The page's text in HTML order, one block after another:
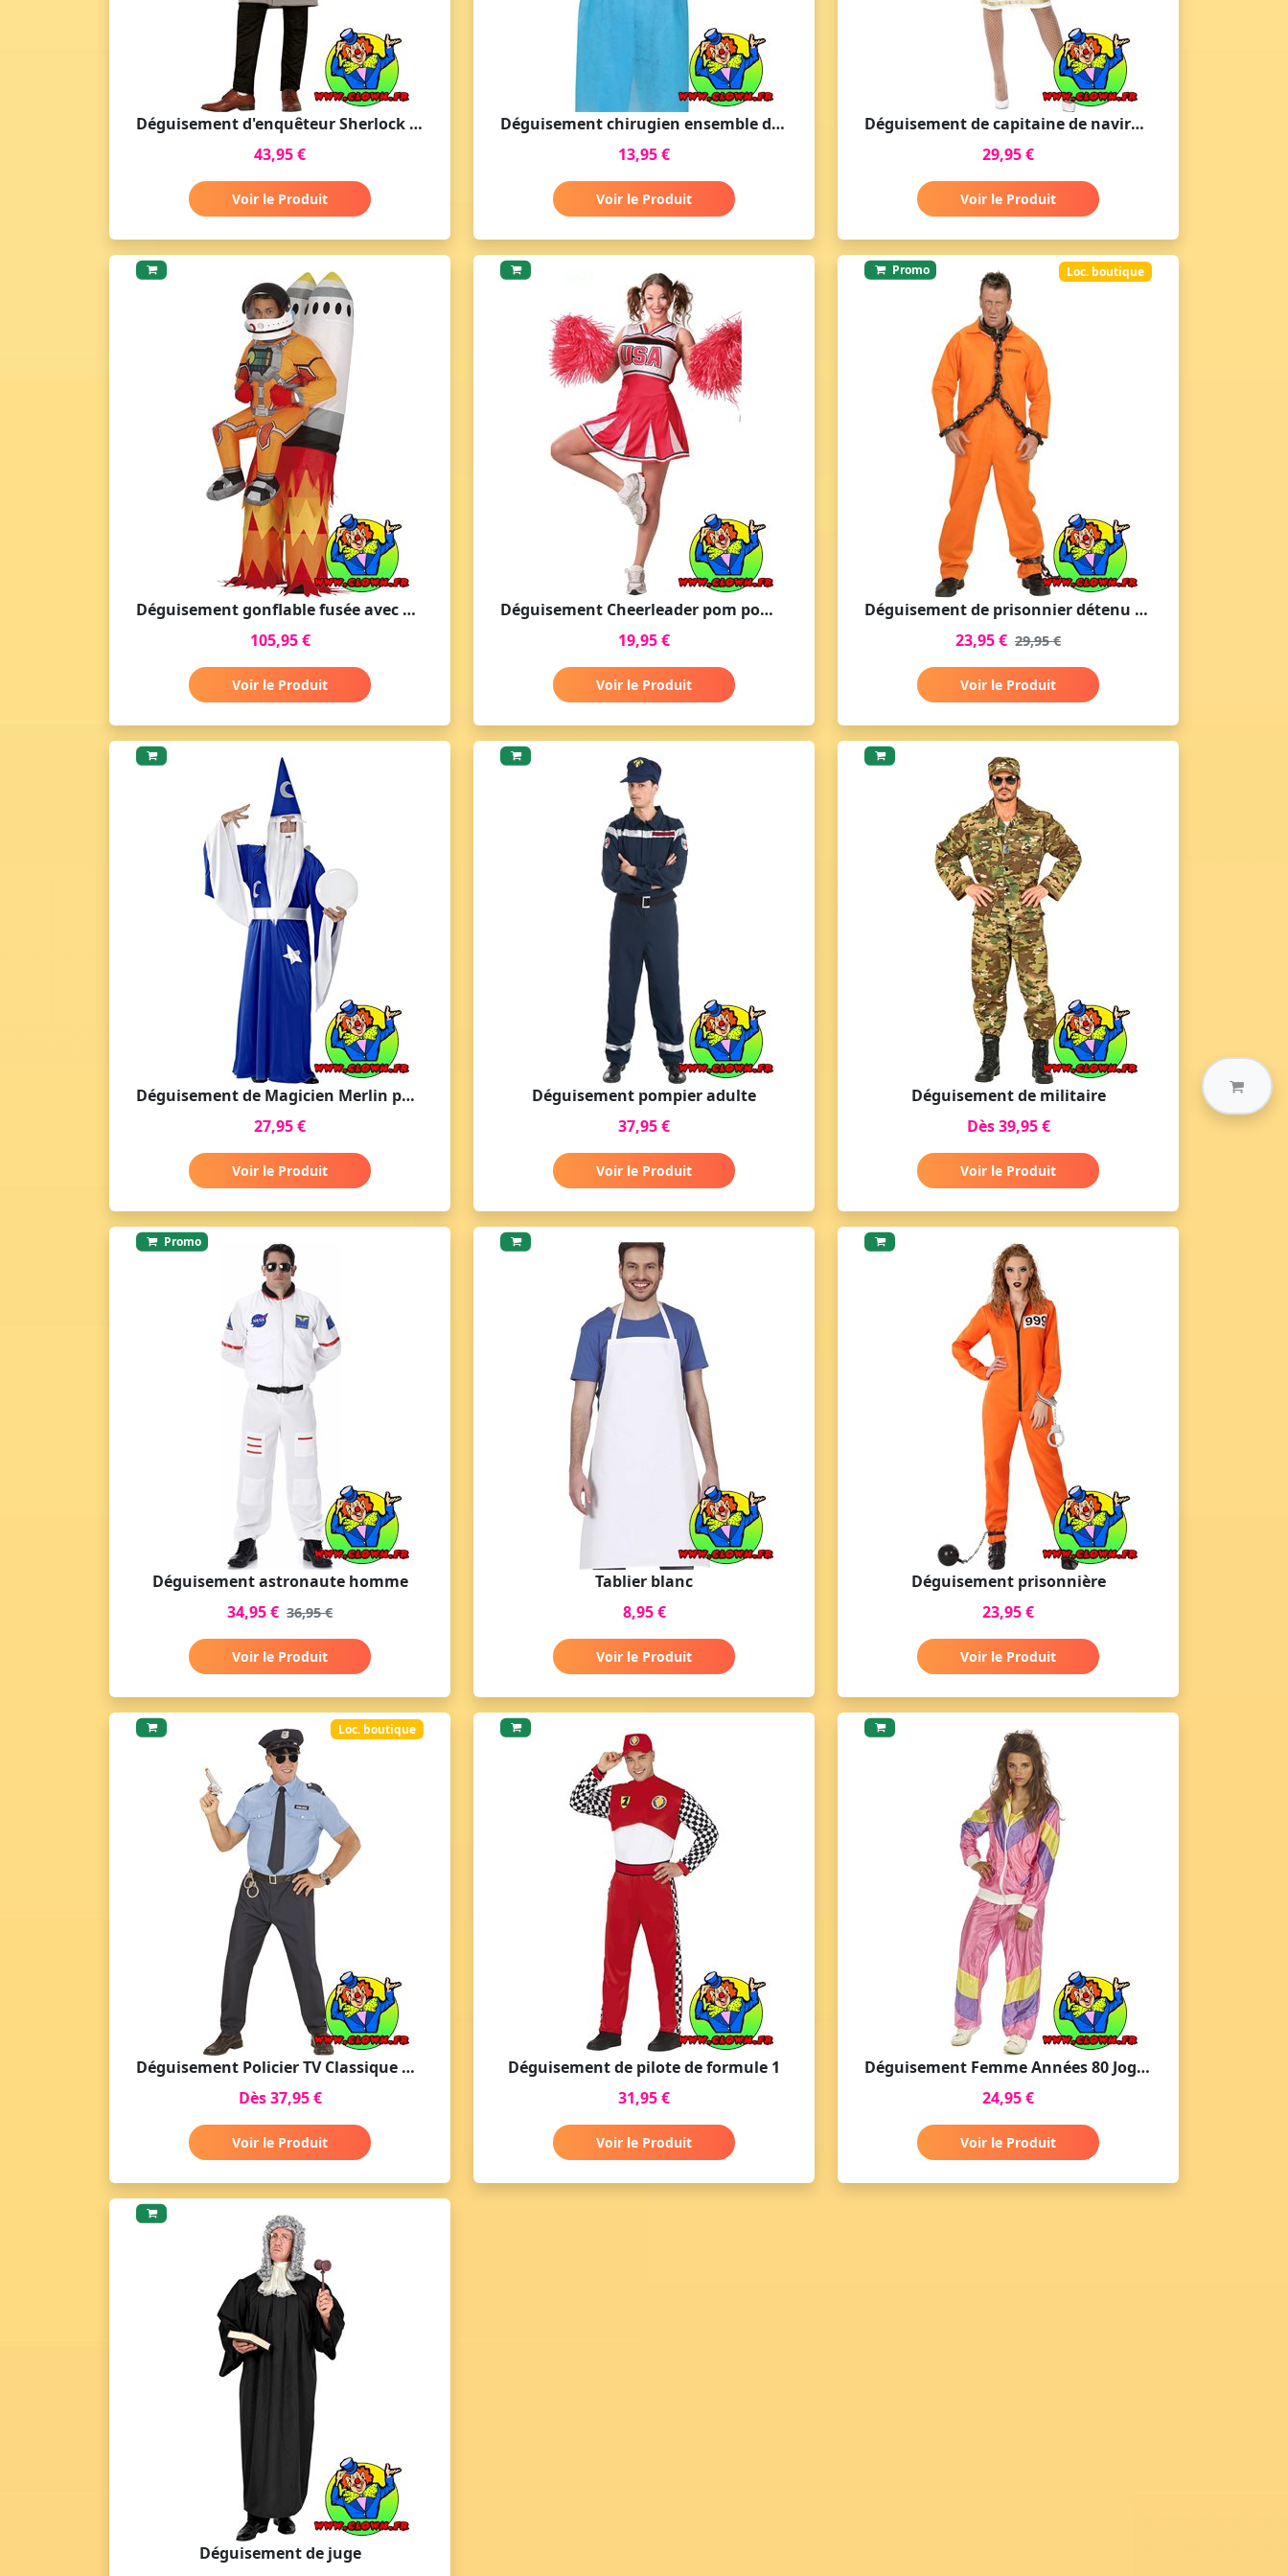
Déguisement d'enquêteur Sherlock holmes
43,95 €
Voir le Produit
Déguisement chirugien ensemble dr. virus
13,95 €
Voir le Produit
Déguisement de capitaine de navire sexy
29,95 €
Voir le Produit
Déguisement gonflable fusée avec astronaute
105,95 €
Voir le Produit
Déguisement Cheerleader pom pom girl USA
19,95 €
Voir le Produit
Promo Loc. boutique
Déguisement de prisonnier détenu orange adulte
23,95 € 29,95 €
Voir le Produit
Déguisement de Magicien Merlin pour Adulte
27,95 €
Voir le Produit
Déguisement pompier adulte
37,95 €
Voir le Produit
Déguisement de militaire
Dès 39,95 €
Voir le Produit
Promo
Déguisement astronaute homme
34,95 € 36,95 €
Voir le Produit
Tablier blanc
8,95 €
Voir le Produit
Déguisement prisonnière
23,95 €
Voir le Produit
Loc. boutique
Déguisement Policier TV Classique pour Adultes
Dès 37,95 €
Voir le Produit
Déguisement de pilote de formule 1
31,95 €
Voir le Produit
Déguisement Femme Années 80 Jogging Rose
24,95 €
Voir le Produit
Déguisement de juge